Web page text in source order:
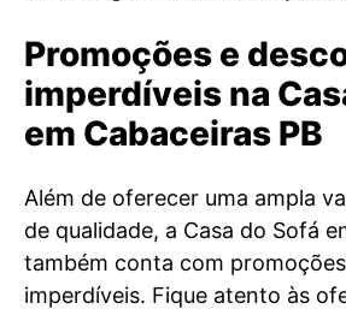
Promoções e
imperdíveis na
em Cabaceiras PB
Além de oferecer uma ampla
de qualidade, a Casa do Sofá
também conta com
imperdíveis. Fique atento às